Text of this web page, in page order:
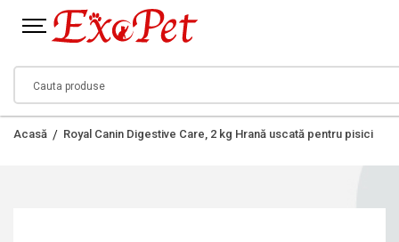
Acasă Royal Canin Digestive Care, 2 kg Hrană uscată pentru pisici